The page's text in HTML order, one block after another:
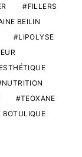
FILLERS
BEILIN
LIPOLYSE
NUTRITION
TEOXANE
BOTULIQUE